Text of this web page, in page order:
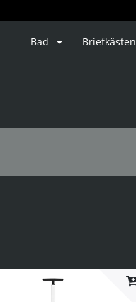
Bad Briefkästen